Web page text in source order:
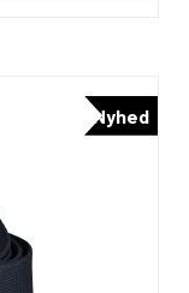
Nyhed